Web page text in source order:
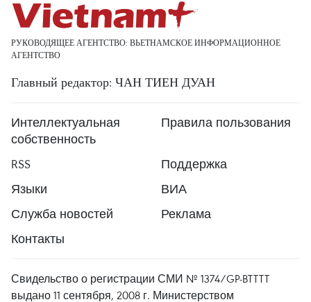
РУКОВОДЯЩЕЕ АГЕНТСТВО: ВЬЕТНАМСКОЕ ИНФОРМАЦИОННОЕ
АГЕНТСТВО
Главный редактор: ЧАН ТИЕН ДУАН
Интеллектуальная
собственность
Правила пользования
RSS
Поддержка
Языки
ВИА
Служба новостей
Реклама
Контакты
Свидельство о регистрации СМИ № 1374/GP-BTTTT
выдано 11 сентября, 2008 г. Министерством